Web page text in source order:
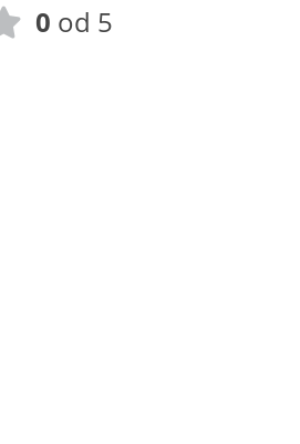
0 od 5